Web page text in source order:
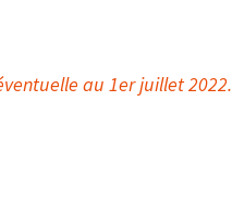
au 1er juillet 2022.